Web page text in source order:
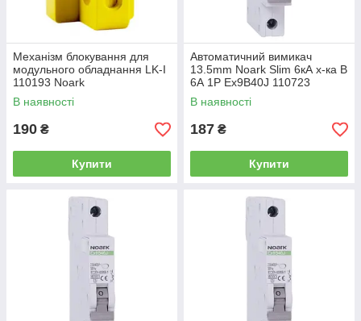
Механізм блокування для
модульного обладнання LK-I
110193 Noark
В наявності
190 ₴
Купити
Автоматичний вимикач
13.5mm Noark Slim 6кА х-ка B
6А 1P Ex9B40J 110723
В наявності
187 ₴
Купити